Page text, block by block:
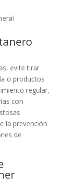
evite tirar
o productos
regular,
con
la prevención
de